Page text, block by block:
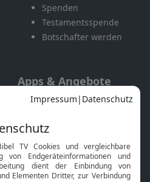
Spenden
Testamentsspende
Botschafter werden
Apps & Angebote
Mobile App
Smart TV
HbbTV